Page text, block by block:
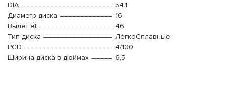
DIA
54.1
Диаметр диска
16
Вылет et
46
Тип диска
ЛегкоСплавные
PCD
4/100
Ширина диска в дюймах
6,5